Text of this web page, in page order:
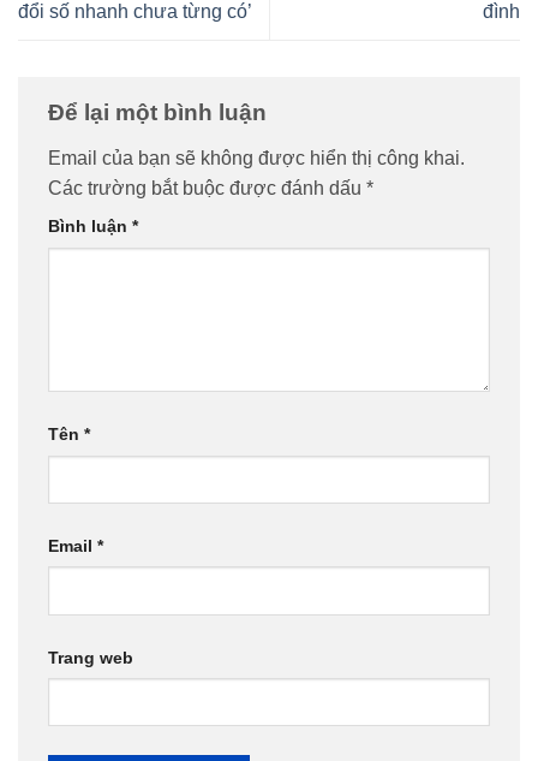
đổi số nhanh chưa từng có’
đình
Để lại một bình luận
Email của bạn sẽ không được hiển thị công khai.
Các trường bắt buộc được đánh dấu *
Bình luận *
Tên *
Email *
Trang web